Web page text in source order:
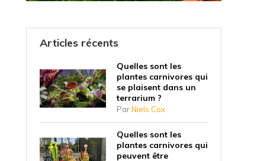
Articles récents
Quelles sont les
plantes carnivores qui
se plaisent dans un
terrarium ?
ParNiels Cox
Quelles sont les
plantes carnivores qui
peuvent être